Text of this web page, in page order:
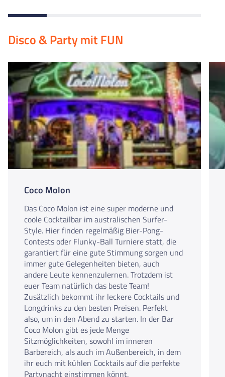
Disco & Party mit FUN
Coco Molon
Das Coco Molon ist eine super moderne und
coole Cocktailbar im australischen Surfer-
Style. Hier finden regelmäßig Bier-Pong-
Contests oder Flunky-Ball Turniere statt, die
garantiert für eine gute Stimmung sorgen und
immer gute Gelegenheiten bieten, auch
andere Leute kennenzulernen. Trotzdem ist
euer Team natürlich das beste Team!
Zusätzlich bekommt ihr leckere Cocktails und
Longdrinks zu den besten Preisen. Perfekt
also, um in den Abend zu starten. In der Bar
Coco Molon gibt es jede Menge
Sitzmöglichkeiten, sowohl im inneren
Barbereich, als auch im Außenbereich, in dem
ihr euch mit kühlen Cocktails auf die perfekte
Partynacht einstimmen könnt.